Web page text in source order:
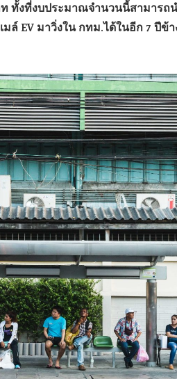
ทั้งที่งบประมาณจำนวนนี้สามารถ
EV มาวิ่งใน กทม.ได้ในอีก 7 ปีข้